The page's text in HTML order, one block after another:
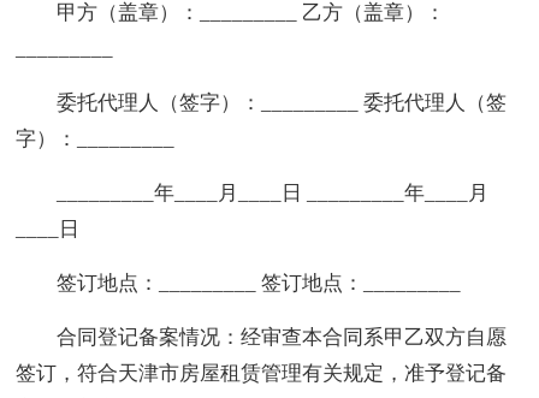
甲方（盖章）：_________ 乙方（盖章）：
委托代理人（签字）：_________ 委托代理人（签
字）：_________
_________年____月____日 _________年____月
____日
签订地点：_________ 签订地点：_________
合同登记备案情况：经审查本合同系甲乙双方自愿
签订，符合天津市房屋租赁管理有关规定，准予登记备